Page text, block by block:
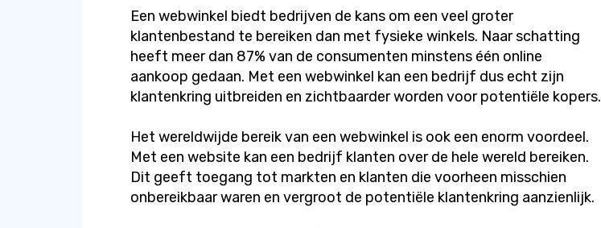
Een webwinkel biedt bedrijven de kans om een veel groter
klantenbestand te bereiken dan met fysieke winkels. Naar schatting
heeft meer dan 87% van de consumenten minstens één online
aankoop gedaan. Met een webwinkel kan een bedrijf dus echt zijn
klantenkring uitbreiden en zichtbaarder worden voor potentiële kopers.
Het wereldwijde bereik van een webwinkel is ook een enorm voordeel.
Met een website kan een bedrijf klanten over de hele wereld bereiken.
Dit geeft toegang tot markten en klanten die voorheen misschien
onbereikbaar waren en vergroot de potentiële klantenkring aanzienlijk.